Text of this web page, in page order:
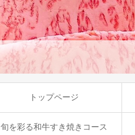
トップページ
旬を彩る和牛すき焼きコース